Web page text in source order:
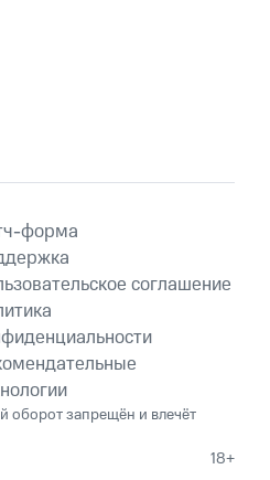
форма
соглашение
оборот запрещён и влечёт
18+